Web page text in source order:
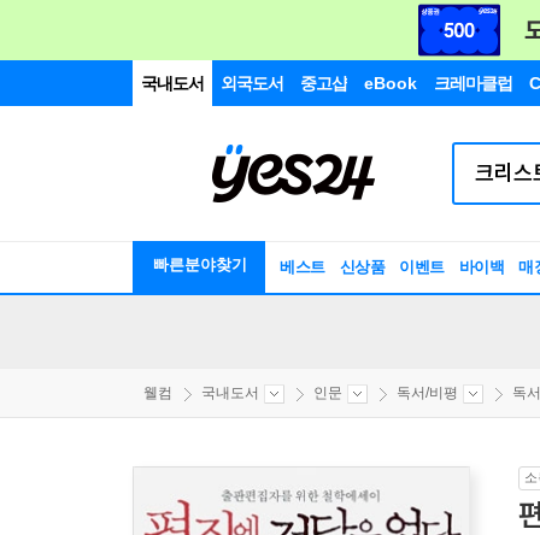
국내도서 외국도서 중고샵 eBook 크레마클럽
빠른분야찾기 베스트 신상품 이벤트 바이백 매
웰컴 국내도서 인문 독서/비평 독